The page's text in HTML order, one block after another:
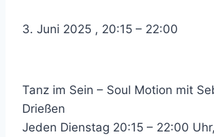
3. Juni 2025 , 20:15 – 22:00
Tanz im Sein – Soul Motion mit
Drießen
Jeden Dienstag 20:15 – 22:00